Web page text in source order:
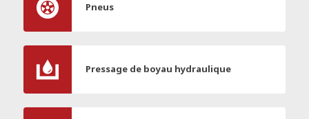
Pneus
Pressage de boyau hydraulique